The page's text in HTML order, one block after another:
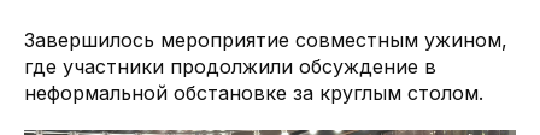
Завершилось мероприятие совместным ужином,
где участники продолжили обсуждение в
неформальной обстановке за круглым столом.